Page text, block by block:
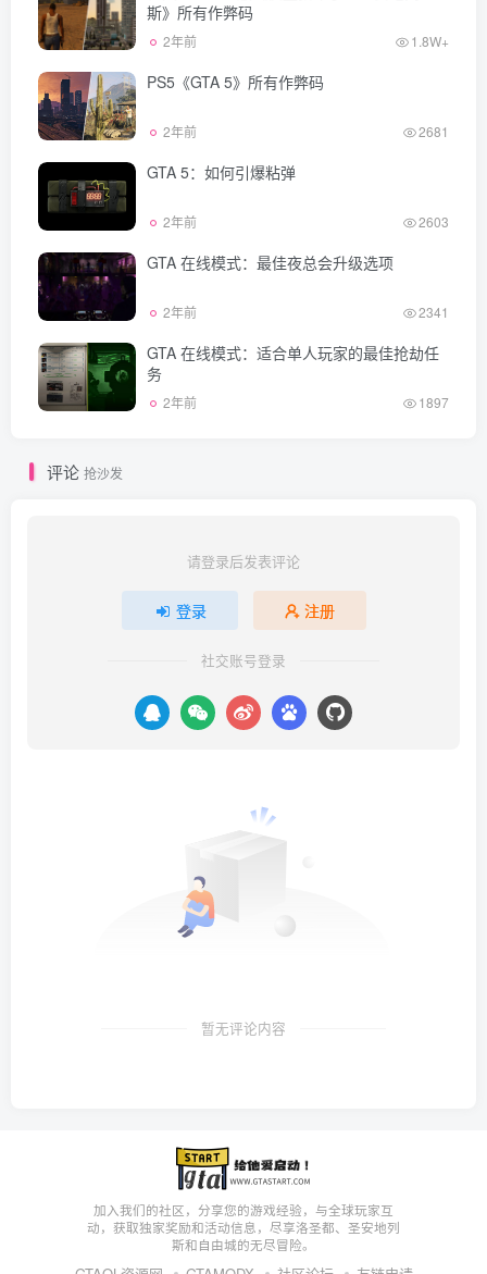
斯》所有作弊码
2年前 1.8W+
PS5《GTA 5》所有作弊码
2年前 2681
GTA 5：如何引爆粘弹
2年前 2603
GTA 在线模式：最佳夜总会升级选项
2年前 2341
GTA 在线模式：适合单人玩家的最佳抢劫任
务
2年前 1897
评论 抢沙发
请登录后发表评论
登录 注册
社交账号登录
暂无评论内容
加入我们的社区，分享您的游戏经验，与全球玩家互
动，获取独家奖励和活动信息，尽享洛圣都、圣安地列
斯和自由城的无尽冒险。